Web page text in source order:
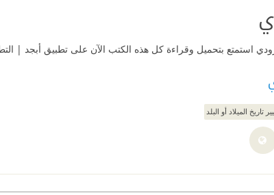
استمتع بتحميل وقراءة كل هذه الكتب الآن على تطبيق أبجد |
الميلاد أو البلد